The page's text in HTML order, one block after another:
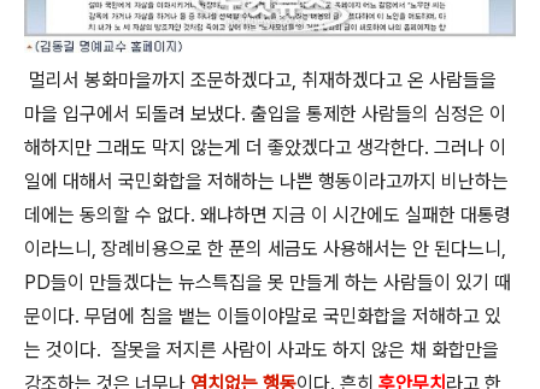
멀리서 봉화마을까지 조문하겠다고, 취재하겠다고 온 사람들을
마을 입구에서 되돌려 보냈다. 출입을 통제한 사람들의 심정은 이
해하지만 그래도 막지 않는게 더 좋았겠다고 생각한다. 그러나 이
일에 대해서 국민화합을 저해하는 나쁜 행동이라고까지 비난하는
데에는 동의할 수 없다. 왜냐하면 지금 이 시간에도 실패한 대통령
이라느니, 장례비용으로 한 푼의 세금도 사용해서는 안 된다느니,
PD들이 만들겠다는 뉴스특집을 못 만들게 하는 사람들이 있기 때
문이다. 무덤에 침을 뱉는 이들이야말로 국민화합을 저해하고 있
는 것이다. 잘못을 저지른 사람이 사과도 하지 않은 채 화합만을
강조하는 것은 너무나 염치없는 행동이다. 흔히 후안무치 라고 한